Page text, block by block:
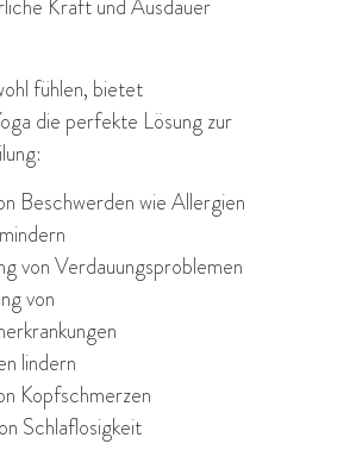
Kraft und Ausdauer
fühlen, bietet
die perfekte Lösung zur
Beschwerden wie Allergien
von Verdauungsproblemen
von
lindern
Kopfschmerzen
Schlaflosigkeit